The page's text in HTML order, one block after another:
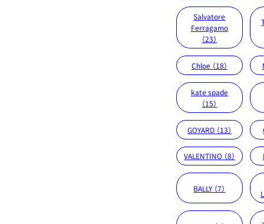
Salvatore
Ferragamo
（23）
Chloe （18）
kate spade
（15）
GOYARD （13）
VALENTINO （8）
BALLY （7）